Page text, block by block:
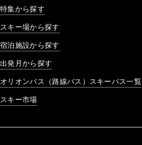
特集から探す
スキー場から探す
宿泊施設から探す
出発月から探す
オリオンバス（路線バス）スキーバス一覧
スキー市場